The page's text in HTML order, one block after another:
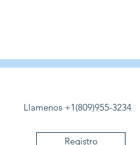
Llamenos +1(809)955-3234
Registro